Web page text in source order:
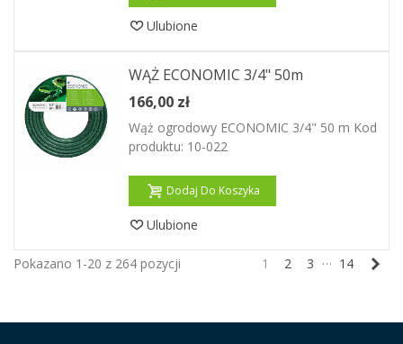
Ulubione
WĄŻ ECONOMIC 3/4" 50m
166,00 zł
Wąż ogrodowy ECONOMIC 3/4" 50 m Kod
produktu: 10-022
Dodaj Do Koszyka
Ulubione
Pokazano 1-20 z 264 pozycji 1 2 3 … 14